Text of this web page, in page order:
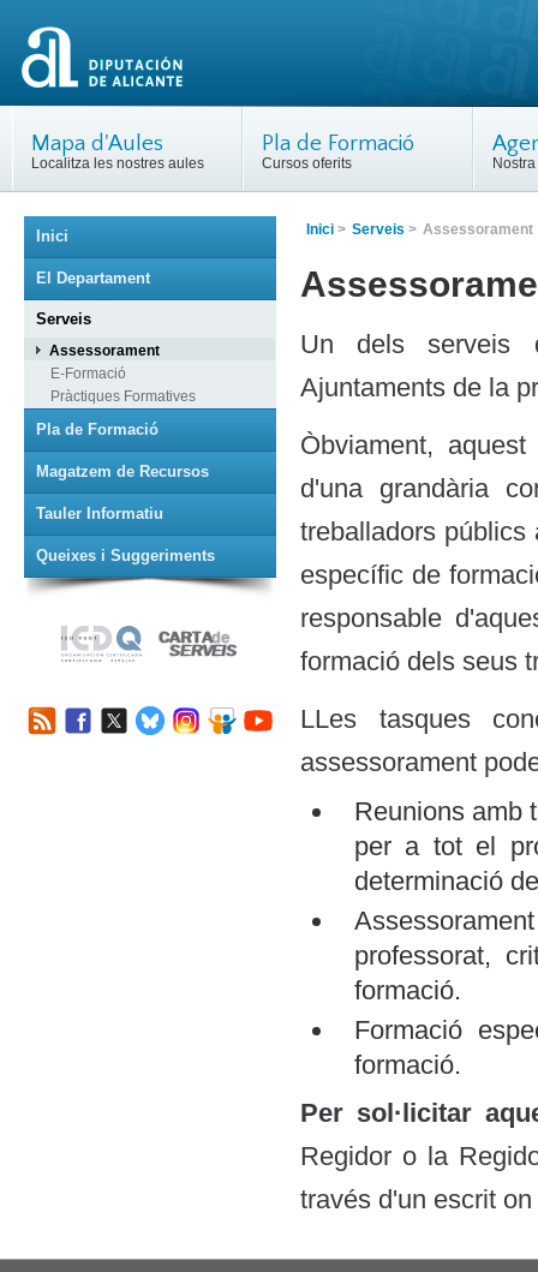
Mapa d'Aules
Localitza les nostres aules
Pla de Formació
Cursos oferits
Inici > Serveis > Assessorament
Un dels serveis
Ajuntaments de la
Òbviament,
d'una grandària
treballadors
específic de
responsable
formació dels seus
LLes tasques
assessorament
Reunions amb
per a tot el
determinació
professorat,
formació.
Formació
formació.
Per sol·licitar
Regidor o la
través d'un escrit
Inici
El Departament
Serveis
Assessorament
E-Formació
Pràctiques Formatives
Pla de Formació
Magatzem de Recursos
Tauler Informatiu
Queixes i Suggeriments